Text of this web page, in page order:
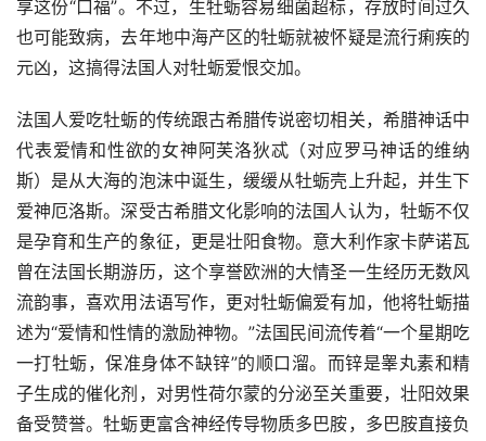
享这份“口福”。不过，生牡蛎容易细菌超标，存放时间过久
也可能致病，去年地中海产区的牡蛎就被怀疑是流行痢疾的
元凶，这搞得法国人对牡蛎爱恨交加。
法国人爱吃牡蛎的传统跟古希腊传说密切相关，希腊神话中
代表爱情和性欲的女神阿芙洛狄忒（对应罗马神话的维纳
斯）是从大海的泡沫中诞生，缓缓从牡蛎壳上升起，并生下
爱神厄洛斯。深受古希腊文化影响的法国人认为，牡蛎不仅
是孕育和生产的象征，更是壮阳食物。意大利作家卡萨诺瓦
曾在法国长期游历，这个享誉欧洲的大情圣一生经历无数风
流韵事，喜欢用法语写作，更对牡蛎偏爱有加，他将牡蛎描
述为“爱情和性情的激励神物。”法国民间流传着“一个星期吃
一打牡蛎，保准身体不缺锌”的顺口溜。而锌是睾丸素和精
子生成的催化剂，对男性荷尔蒙的分泌至关重要，壮阳效果
备受赞誉。牡蛎更富含神经传导物质多巴胺，多巴胺直接负